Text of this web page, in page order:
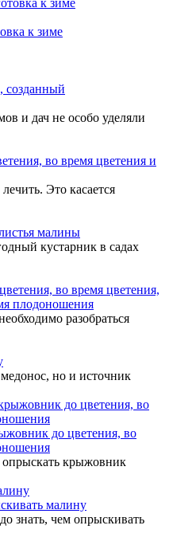
к зиме
созданный
и дач не особо уделяли
во время цветения и
Это касается
малины
кустарник в садах
во время цветения,
плодоношения
разобраться
но и источник
до цветения, во
опрыскать крыжовник
малину
знать, чем опрыскивать